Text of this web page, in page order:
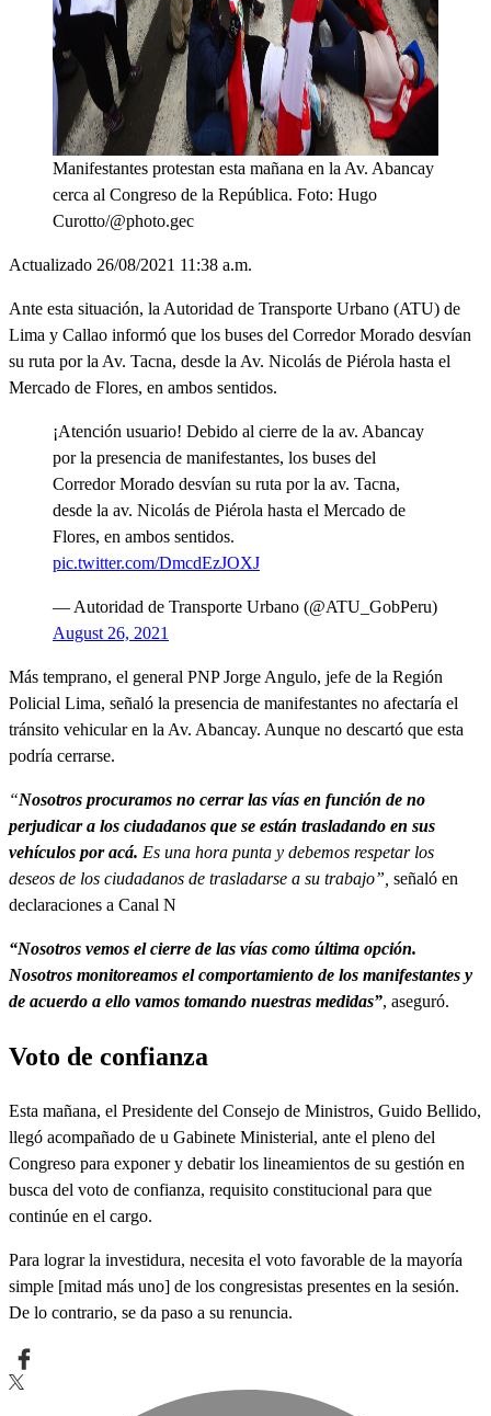
Manifestantes protestan esta mañana en la Av. Abancay
cerca al Congreso de la República. Foto: Hugo
Curotto/@photo.gec
Actualizado 26/08/2021 11:38 a.m.
Ante esta situación, la Autoridad de Transporte Urbano (ATU) de
Lima y Callao informó que los buses del Corredor Morado desvían
su ruta por la Av. Tacna, desde la Av. Nicolás de Piérola hasta el
Mercado de Flores, en ambos sentidos.
¡Atención usuario! Debido al cierre de la av. Abancay
por la presencia de manifestantes, los buses del
Corredor Morado desvían su ruta por la av. Tacna,
desde la av. Nicolás de Piérola hasta el Mercado de
Flores, en ambos sentidos.
pic.twitter.com/DmcdEzJOXJ
— Autoridad de Transporte Urbano (@ATU_GobPeru)
August 26, 2021
Más temprano, el general PNP Jorge Angulo, jefe de la Región
Policial Lima, señaló la presencia de manifestantes no afectaría el
tránsito vehicular en la Av. Abancay. Aunque no descartó que esta
podría cerrarse.
“Nosotros procuramos no cerrar las vías en función de no
perjudicar a los ciudadanos que se están trasladando en sus
vehículos por acá. Es una hora punta y debemos respetar los
deseos de los ciudadanos de trasladarse a su trabajo”, señaló en
declaraciones a Canal N
“Nosotros vemos el cierre de las vías como última opción.
Nosotros monitoreamos el comportamiento de los manifestantes y
de acuerdo a ello vamos tomando nuestras medidas”, aseguró.
Voto de confianza
Esta mañana, el Presidente del Consejo de Ministros, Guido Bellido,
llegó acompañado de u Gabinete Ministerial, ante el pleno del
Congreso para exponer y debatir los lineamientos de su gestión en
busca del voto de confianza, requisito constitucional para que
continúe en el cargo.
Para lograr la investidura, necesita el voto favorable de la mayoría
simple [mitad más uno] de los congresistas presentes en la sesión.
De lo contrario, se da paso a su renuncia.